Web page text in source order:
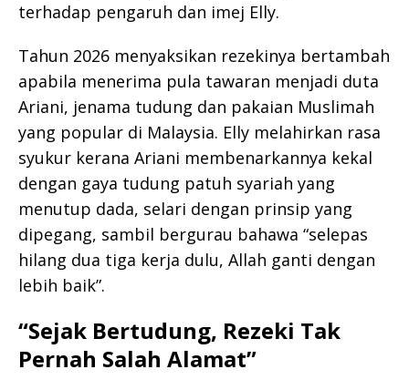
terhadap pengaruh dan imej Elly.
Tahun 2026 menyaksikan rezekinya bertambah
apabila menerima pula tawaran menjadi duta
Ariani, jenama tudung dan pakaian Muslimah
yang popular di Malaysia. Elly melahirkan rasa
syukur kerana Ariani membenarkannya kekal
dengan gaya tudung patuh syariah yang
menutup dada, selari dengan prinsip yang
dipegang, sambil bergurau bahawa “selepas
hilang dua tiga kerja dulu, Allah ganti dengan
lebih baik”.
“Sejak Bertudung, Rezeki Tak
Pernah Salah Alamat”